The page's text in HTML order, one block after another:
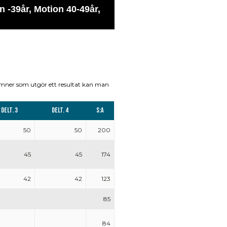
-39år, Motion 40-49år,
som utgör ett resultat kan man
Delt. 3 Delt. 4 S:a
50 50 200
45 45 174
42 42 123
85
84